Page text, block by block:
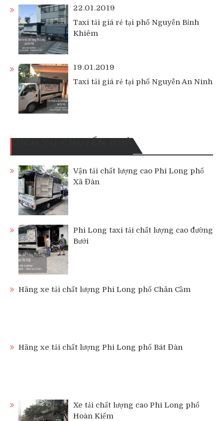
22.01.2019
Taxi tải giá rẻ tại phố Nguyễn Bỉnh
Khiêm
19.01.2019
Taxi tải giá rẻ tại phố Nguyễn An Ninh
DỊCH VỤ CHUYỂN NHÀ
Vận tải chất lượng cao Phi Long phố
Xã Đàn
Phi Long taxi tải chất lượng cao đường
Bưởi
Hãng xe tải chất lượng Phi Long phố Chân Cầm
Hãng xe tải chất lượng Phi Long phố Bát Đàn
Xe tải chất lượng cao Phi Long phố
Hoàn Kiếm